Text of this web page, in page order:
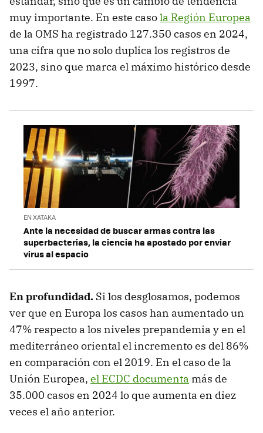
muy importante. En este casola Región Europea
de la OMS ha registrado 127.350 casos en 2024,
una cifra que no solo duplica los registros de
2023, sino que marca el máximo histórico desde
1997.
EN XATAKA
Ante la necesidad de buscar armas contra las
superbacterias, la ciencia ha apostado por enviar
virus al espacio
En profundidad. Si los desglosamos, podemos
ver que en Europa los casos han aumentado un
47% respecto a los niveles prepandemia y en el
mediterráneo oriental el incremento es del 86%
en comparación con el 2019. En el caso de la
Unión Europea, el ECDC documenta más de
35.000 casos en 2024 lo que aumenta en diez
veces el año anterior.